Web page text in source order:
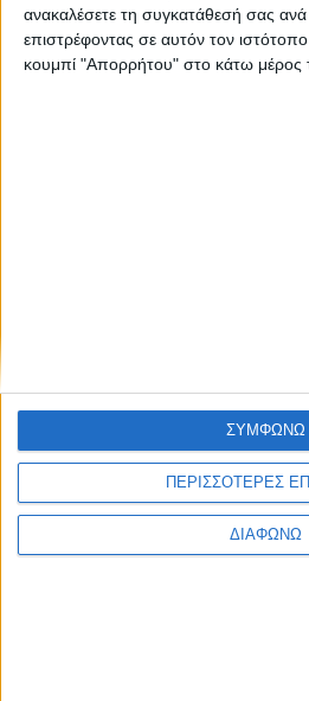
ανακαλέσετε τη συγκατάθεσή σας
επιστρέφοντας σε αυτόν τον
κουμπί "Απορρήτου" στο κάτω μέρος
ΠΕΡΙΣΣΟΤΕΡΕΣ
ΔΙΑΦΩΝΩ
ΣΥΜΦΩΝΩ
Οι κώδικες της επικοινωνιακής